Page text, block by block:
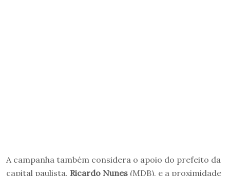
A campanha também considera o apoio do prefeito da
capital paulista, Ricardo Nunes (MDB), e a proximidade